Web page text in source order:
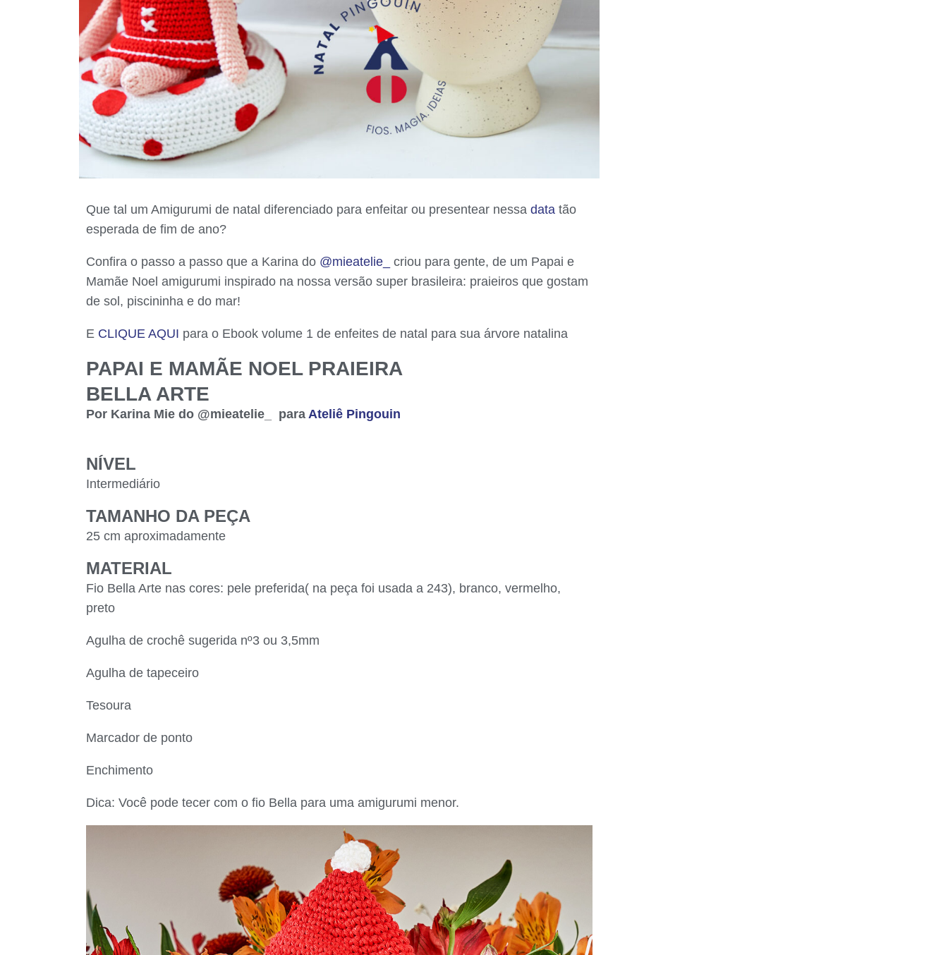
Que tal um Amigurumi de natal diferenciado para enfeitar ou presentear nessa data tão
esperada de fim de ano?
Confira o passo a passo que a Karina do @mieatelie_
criou para gente, de um Papai e
Mamãe Noel amigurumi inspirado na nossa versão super brasileira: praieiros que gostam
de sol, piscininha e do mar!
E CLIQUE AQUI para o Ebook volume 1 de enfeites de natal para sua árvore natalina
PAPAI E MAMÃE NOEL PRAIEIRA
BELLA ARTE
Por Karina Mie do @mieatelie_ para Ateliê Pingouin
NÍVEL
Intermediário
TAMANHO DA PEÇA
25 cm aproximadamente
MATERIAL
Fio Bella Arte nas cores: pele preferida( na peça foi usada a 243), branco, vermelho,
preto
Agulha de crochê sugerida nº3 ou 3,5mm
Agulha de tapeceiro
Tesoura
Marcador de ponto
Enchimento
Dica: Você pode tecer com o fio Bella para uma amigurumi menor.